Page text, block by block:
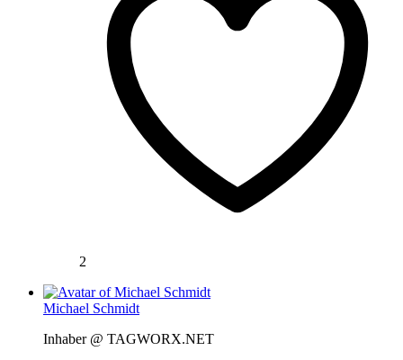
2
Michael Schmidt
Inhaber @ TAGWORX.NET